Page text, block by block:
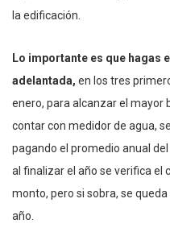
la edificación.
Lo importante es que hagas
adelantada, en los tres
enero, para alcanzar el mayor
contar con medidor de agua,
pagando el promedio anual
al finalizar el año se verifica el
monto, pero si sobra, se
año.